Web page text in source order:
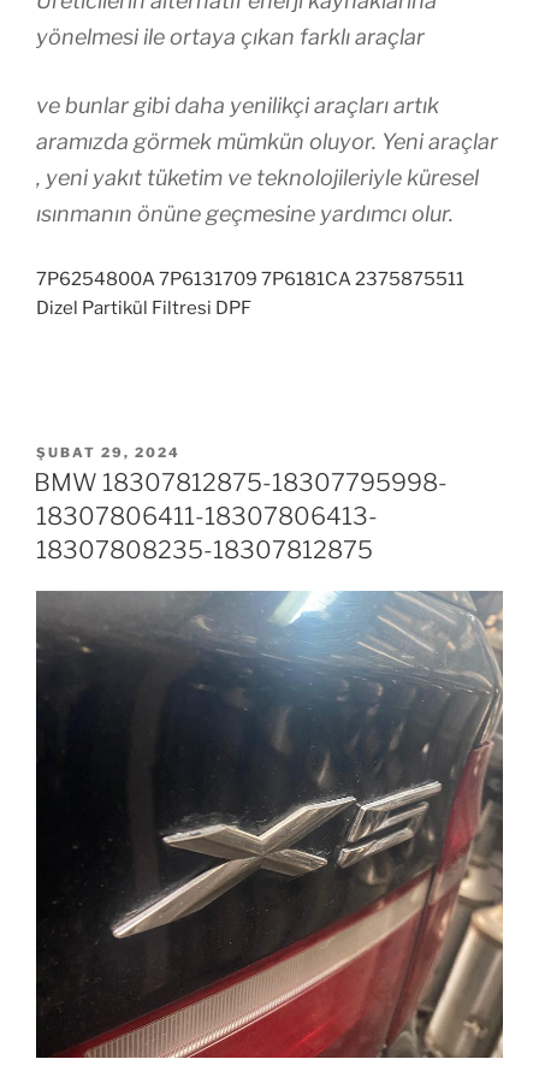
yönelmesi ile ortaya çıkan farklı araçlar
ve bunlar gibi daha yenilikçi araçları artık
aramızda görmek mümkün oluyor. Yeni araçlar
, yeni yakıt tüketim ve teknolojileriyle küresel
ısınmanın önüne geçmesine yardımcı olur.
7P6254800A 7P6131709 7P6181CA 2375875511
Dizel Partikül Filtresi DPF
YAYIM
TARIHI
ŞUBAT 29, 2024
BMW 18307812875-18307795998-
18307806411-18307806413-
18307808235-18307812875